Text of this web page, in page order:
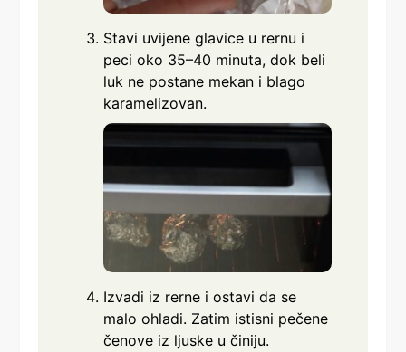
Stavi uvijene glavice u rernu i
peci oko 35–40 minuta, dok beli
luk ne postane mekan i blago
karamelizovan.
Izvadi iz rerne i ostavi da se
malo ohladi. Zatim istisni pečene
čenove iz ljuske u činiju.